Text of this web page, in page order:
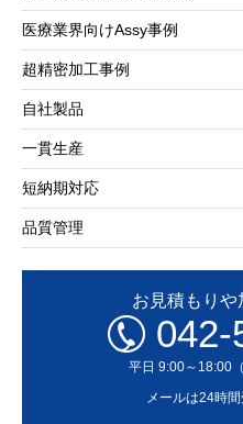
医療業界向けAssy事例
超精密加工事例
自社製品
一貫生産
短納期対応
品質管理
お見積もり
042-
平日 9:00～18:00
メールは24時